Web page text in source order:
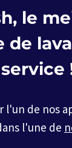
le
de
l'un de nos
l'une de